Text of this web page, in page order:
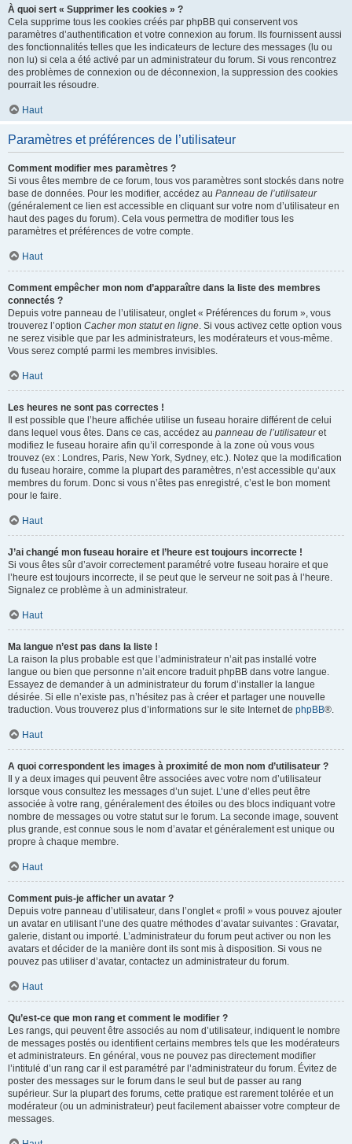
À quoi sert « Supprimer les cookies » ?
Cela supprime tous les cookies créés par phpBB qui conservent vos
paramètres d’authentification et votre connexion au forum. Ils fournissent aussi
des fonctionnalités telles que les indicateurs de lecture des messages (lu ou
non lu) si cela a été activé par un administrateur du forum. Si vous rencontrez
des problèmes de connexion ou de déconnexion, la suppression des cookies
pourrait les résoudre.
Haut
Paramètres et préférences de l’utilisateur
Comment modifier mes paramètres ?
Si vous êtes membre de ce forum, tous vos paramètres sont stockés dans notre
base de données. Pour les modifier, accédez au Panneau de l’utilisateur
(généralement ce lien est accessible en cliquant sur votre nom d’utilisateur en
haut des pages du forum). Cela vous permettra de modifier tous les
paramètres et préférences de votre compte.
Haut
Comment empêcher mon nom d’apparaître dans la liste des membres
connectés ?
Depuis votre panneau de l’utilisateur, onglet « Préférences du forum », vous
trouverez l’option Cacher mon statut en ligne. Si vous activez cette option vous
ne serez visible que par les administrateurs, les modérateurs et vous-même.
Vous serez compté parmi les membres invisibles.
Haut
Les heures ne sont pas correctes !
Il est possible que l’heure affichée utilise un fuseau horaire différent de celui
dans lequel vous êtes. Dans ce cas, accédez au panneau de l’utilisateuret
modifiez le fuseau horaire afin qu’il corresponde à la zone où vous vous
trouvez (ex : Londres, Paris, New York, Sydney, etc.). Notez que la modification
du fuseau horaire, comme la plupart des paramètres, n’est accessible qu’aux
membres du forum. Donc si vous n’êtes pas enregistré, c’est le bon moment
pour le faire.
Haut
J’ai changé mon fuseau horaire et l’heure est toujours incorrecte !
Si vous êtes sûr d’avoir correctement paramétré votre fuseau horaire et que
l’heure est toujours incorrecte, il se peut que le serveur ne soit pas à l’heure.
Signalez ce problème à un administrateur.
Haut
Ma langue n’est pas dans la liste !
La raison la plus probable est que l’administrateur n’ait pas installé votre
langue ou bien que personne n’ait encore traduit phpBB dans votre langue.
Essayez de demander à un administrateur du forum d’installer la langue
désirée. Si elle n’existe pas, n’hésitez pas à créer et partager une nouvelle
traduction. Vous trouverez plus d’informations sur le site Internet de phpBB®.
Haut
A quoi correspondent les images à proximité de mon nom d’utilisateur ?
Il y a deux images qui peuvent être associées avec votre nom d’utilisateur
lorsque vous consultez les messages d’un sujet. L’une d’elles peut être
associée à votre rang, généralement des étoiles ou des blocs indiquant votre
nombre de messages ou votre statut sur le forum. La seconde image, souvent
plus grande, est connue sous le nom d’avatar et généralement est unique ou
propre à chaque membre.
Haut
Comment puis-je afficher un avatar ?
Depuis votre panneau d’utilisateur, dans l’onglet « profil » vous pouvez ajouter
un avatar en utilisant l’une des quatre méthodes d’avatar suivantes : Gravatar,
galerie, distant ou importé. L’administrateur du forum peut activer ou non les
avatars et décider de la manière dont ils sont mis à disposition. Si vous ne
pouvez pas utiliser d’avatar, contactez un administrateur du forum.
Haut
Qu’est-ce que mon rang et comment le modifier ?
Les rangs, qui peuvent être associés au nom d’utilisateur, indiquent le nombre
de messages postés ou identifient certains membres tels que les modérateurs
et administrateurs. En général, vous ne pouvez pas directement modifier
l’intitulé d’un rang car il est paramétré par l’administrateur du forum. Évitez de
poster des messages sur le forum dans le seul but de passer au rang
supérieur. Sur la plupart des forums, cette pratique est rarement tolérée et un
modérateur (ou un administrateur) peut facilement abaisser votre compteur de
messages.